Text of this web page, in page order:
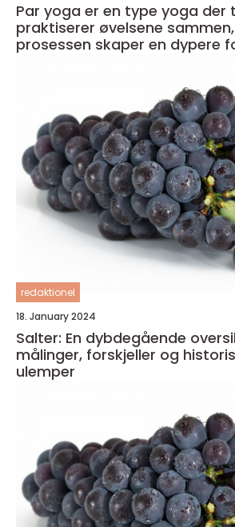
Par yoga er en type yoga der
praktiserer øvelsene
prosessen skaper en dypere
redaktionel
18. January 2024
Salter: En dybdegående
målinger, forskjeller og
ulemper